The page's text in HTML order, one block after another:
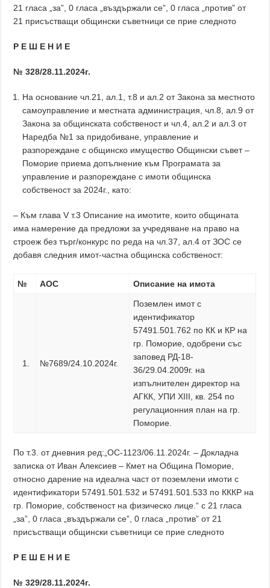
21 гласа „за”, 0 гласа „въздържали се”, 0 гласа „против” от
21 присъстващи общински съветници се прие следното
Р Е Ш Е Н И Е
№ 328/28.11.2024г.
На основание чл.21, ал.1, т.8 и ал.2 от Закона за местното
самоуправление и местната администрация, чл.8, ал.9 от
Закона за общинската собственост и чл.4, ал.2 и ал.3 от
Наредба №1 за придобиване, управление и
разпореждане с общинско имущество Общински съвет –
Поморие приема допълнение към Програмата за
управление и разпореждане с имоти общинска
собственост за 2024г., като:
– Към глава V т.3 Описание на имотите, които общината
има намерение да предложи за учредяване на право на
строеж без търг/конкурс по реда на чл.37, ал.4 от ЗОС се
добавя следния имот-частна общинска собственост:
№ АОС Описание на имота
1. №7689/24.10.2024г.
Поземлен имот с
идентификатор
57491.501.762 по КК и КР на
гр. Поморие, одобрени със
заповед РД-18-
36/29.04.2009г. на
изпълнителен директор на
АГКК, УПИ XIII, кв. 254 по
регулационния план на гр.
Поморие.
По т.3. от дневния ред:„ОС-1123/06.11.2024г. – Докладна
записка от Иван Алексиев – Кмет на Община Поморие,
относно дарение на идеална част от поземлени имоти с
идентификатори 57491.501.532 и 57491.501.533 по КККР на
гр. Поморие, собственост на физическо лице.“ с 21 гласа
„за”, 0 гласа „въздържали се”, 0 гласа „против” от 21
присъстващи общински съветници се прие следното
Р Е Ш Е Н И Е
№ 329/28.11.2024г.